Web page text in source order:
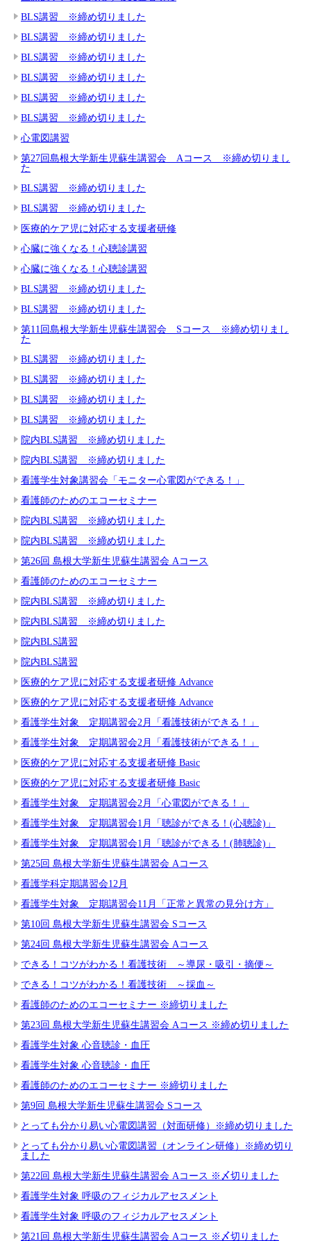
BLS講習 ※締め切りました
BLS講習 ※締め切りました
BLS講習 ※締め切りました
BLS講習 ※締め切りました
BLS講習 ※締め切りました
BLS講習 ※締め切りました
心電図講習
第27回島根大学新生児蘇生講習会 Aコース ※締め切りまし
た
BLS講習 ※締め切りました
BLS講習 ※締め切りました
医療的ケア児に対応する支援者研修
心臓に強くなる！心聴診講習
心臓に強くなる！心聴診講習
BLS講習 ※締め切りました
BLS講習 ※締め切りました
第11回島根大学新生児蘇生講習会 Sコース ※締め切りまし
た
BLS講習 ※締め切りました
BLS講習 ※締め切りました
BLS講習 ※締め切りました
BLS講習 ※締め切りました
院内BLS講習 ※締め切りました
院内BLS講習 ※締め切りました
看護学生対象講習会「モニター心電図ができる！」
看護師のためのエコーセミナー
院内BLS講習 ※締め切りました
院内BLS講習 ※締め切りました
第26回 島根大学新生児蘇生講習会 Aコース
看護師のためのエコーセミナー
院内BLS講習 ※締め切りました
院内BLS講習 ※締め切りました
院内BLS講習
院内BLS講習
医療的ケア児に対応する支援者研修 Advance
医療的ケア児に対応する支援者研修 Advance
看護学生対象 定期講習会2月「看護技術ができる！」
看護学生対象 定期講習会2月「看護技術ができる！」
医療的ケア児に対応する支援者研修 Basic
医療的ケア児に対応する支援者研修 Basic
看護学生対象 定期講習会2月「心電図ができる！」
看護学生対象 定期講習会1月「聴診ができる！(心聴診)」
看護学生対象 定期講習会1月「聴診ができる！(肺聴診)」
第25回 島根大学新生児蘇生講習会 Aコース
看護学科定期講習会12月
看護学生対象 定期講習会11月「正常と異常の見分け方」
第10回 島根大学新生児蘇生講習会 Sコース
第24回 島根大学新生児蘇生講習会 Aコース
できる！コツがわかる！看護技術 ～導尿・吸引・摘便～
できる！コツがわかる！看護技術 ～採血～
看護師のためのエコーセミナー ※締切りました
第23回 島根大学新生児蘇生講習会 Aコース ※締め切りました
看護学生対象 心音聴診・血圧
看護学生対象 心音聴診・血圧
看護師のためのエコーセミナー ※締切りました
第9回 島根大学新生児蘇生講習会 Sコース
とっても分かり易い心電図講習（対面研修）※締め切りました
とっても分かり易い心電図講習（オンライン研修）※締め切り
ました
第22回 島根大学新生児蘇生講習会 Aコース ※〆切りました
看護学生対象 呼吸のフィジカルアセスメント
看護学生対象 呼吸のフィジカルアセスメント
第21回 島根大学新生児蘇生講習会 Aコース ※〆切りました